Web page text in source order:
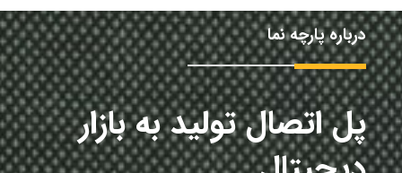
درباره پارچه نما
پل اتصال تولید به بازار